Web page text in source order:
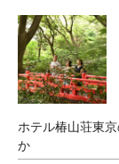
ホテル椿山荘東
か